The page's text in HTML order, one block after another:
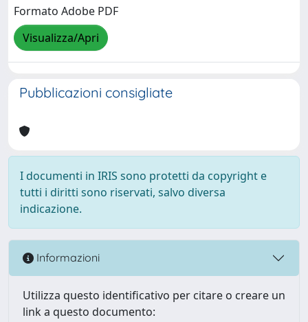
Formato Adobe PDF
Visualizza/Apri
Pubblicazioni consigliate
I documenti in IRIS sono protetti da copyright e
tutti i diritti sono riservati, salvo diversa
indicazione.
Informazioni
Utilizza questo identificativo per citare o creare un
link a questo documento: